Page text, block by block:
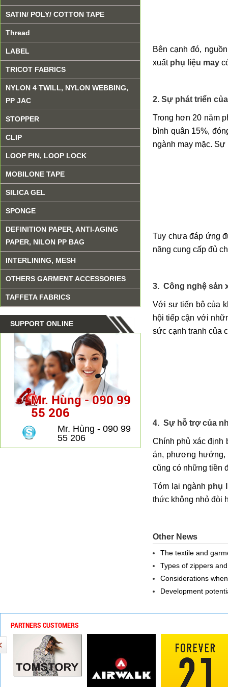
SATIN/ POLY/ COTTON TAPE
Thread
LABEL
TRICOT FABRICS
NYLON 4 TWILL, NYLON WEBBING,
PP JAC
STOPPER
CLIP
LOOP PIN, LOOP LOCK
MOBILONE TAPE
SILICA GEL
SPONGE
DEFINITION PAPER, ANTI-AGING
PAPER, NILON PP BAG
INTERLINING, MESH
OTHERS GARMENT ACCESSORIES
TAFFETA FABRICS
SUPPORT ONLINE
Mr. Hùng - 090 99
55 206
Mr. Hùng - 090 99
55 206
Bên cạnh đó,
xuất phụ liệu may
2. Sự phát triển
Trong hơn 20 năm
bình quân 15%,
ngành may mặc.
Tuy chưa đáp ứng
năng cung cấp đủ
3. Công nghệ sản
Với sự tiến bộ của
hội tiếp cận với
sức cạnh tranh của
4. Sự hỗ trợ của
Chính phủ xác định
án, phương hướng,
cũng có những tiền
Tóm lại ngành phụ
thức không nhỏ đòi
Other News
The textile and
Types of zippers
Considerations
Development
PARTNERS CUSTOMERS